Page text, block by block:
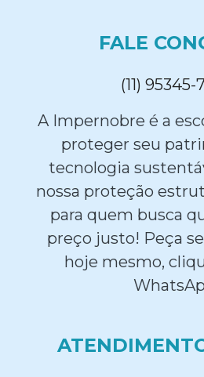
FALE
(11) 95345-
A Impernobre é a
proteger seu
tecnologia
nossa proteção
para quem busca
preço justo! Peça
hoje mesmo,